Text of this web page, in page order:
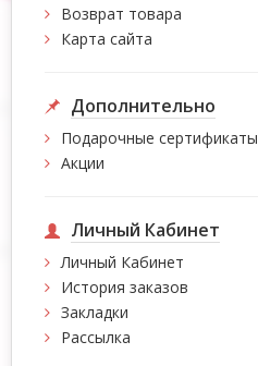
Возврат товара
Карта сайта
Дополнительно
Подарочные сертификаты
Акции
Личный Кабинет
Личный Кабинет
История заказов
Закладки
Рассылка